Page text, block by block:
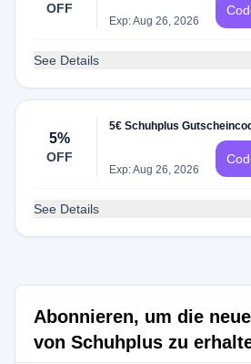
OFF
Exp: Aug 26, 2026
See Details
5%
OFF
5€ Schuhplus
Exp: Aug 26, 2026
See Details
Abonnieren, um die
von Schuhplus zu